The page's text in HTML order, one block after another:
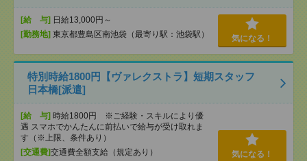
[給 与] 日給13,000円～
[勤務地] 東京都豊島区南池袋（最寄り駅：池袋駅） 気になる！
特別時給1800円【ヴァレクストラ】短期スタッフ
日本橋[派遣]
[給 与] 時給1800円 ※ご経験・スキルにより優
遇 スマホでかんたんに前払いで給与が受け取れま
す（※上限、条件あり）
[交通費]交通費全額支給（規定あり）
気になる！